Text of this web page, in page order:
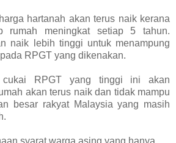
hartanah akan terus naik kerana
rumah meningkat setiap 5 tahun.
naik lebih tinggi untuk menampung
RPGT yang dikenakan.
RPGT yang tinggi ini akan
akan terus naik dan tidak mampu
besar rakyat Malaysia yang masih
syarat warga asing yang hanya